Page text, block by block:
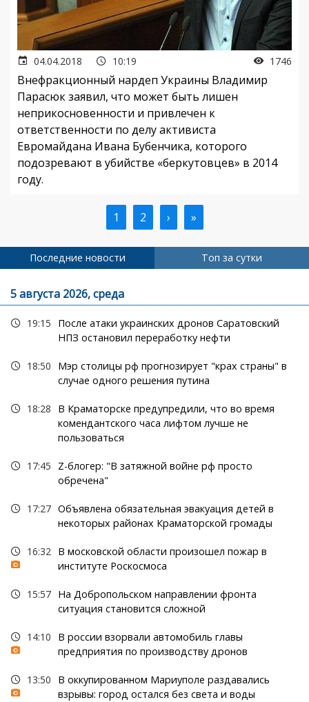
04.04.2018 10:19 1746
Внефракционный нардеп Украины Владимир
Парасюк заявил, что может быть лишен
неприкосновенности и привлечен к
ответственности по делу активиста
Евромайдана Ивана Бубенчика, которого
подозревают в убийстве «беркутовцев» в 2014
году.
Текущая
страница
1 Страница
2 Следующая
страница
› Последняя
страница
»
Последние новости Топ за сутки
5 августа 2026, среда
19:15
После атаки украинских дронов Саратовский
НПЗ остановил переработку нефти
18:50
Мэр столицы рф прогнозирует "крах страны" в
случае одного решения путина
18:28
В Краматорске предупредили, что во время
комендантского часа лифтом лучше не
пользоваться
17:45
Z-блогер: "В затяжной войне рф просто
обречена"
17:27 Объявлена обязательная эвакуация детей в
некоторых районах Краматорской громады
16:32
В московской области произошел пожар в
институте Роскосмоса
15:57 На Добропольском направлении фронта
ситуация становится сложной
14:10
В россии взорвали автомобиль главы
предприятия по производству дронов
13:50
В оккупированном Мариуполе раздавались
взрывы: город остался без света и воды